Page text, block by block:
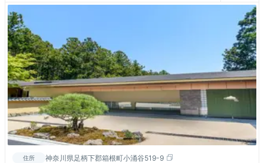
住所 神奈川県足柄下郡箱根町小涌谷519-9